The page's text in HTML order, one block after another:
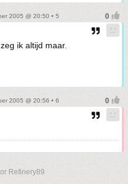
2005 @ 20:50 • 5
ik altijd maar.
2005 @ 20:56 • 6
Refinery89